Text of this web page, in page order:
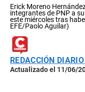
Erick Moreno
integrantes de PNP a
este miércoles tras
EFE/Paolo Aguilar)
REDACCIÓN
Actualizado el 11/06/